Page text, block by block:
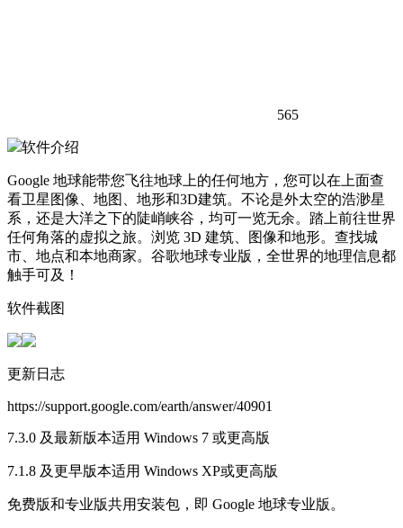
565
软件介绍
Google 地球能带您飞往地球上的任何地方，您可以在上面查
看卫星图像、地图、地形和3D建筑。不论是外太空的浩渺星
系，还是大洋之下的陡峭峡谷，均可一览无余。踏上前往世界
任何角落的虚拟之旅。浏览 3D 建筑、图像和地形。查找城
市、地点和本地商家。谷歌地球专业版，全世界的地理信息都
触手可及！
软件截图
更新日志
https://support.google.com/earth/answer/40901
7.3.0 及最新版本适用 Windows 7 或更高版
7.1.8 及更早版本适用 Windows XP或更高版
免费版和专业版共用安装包，即 Google 地球专业版。